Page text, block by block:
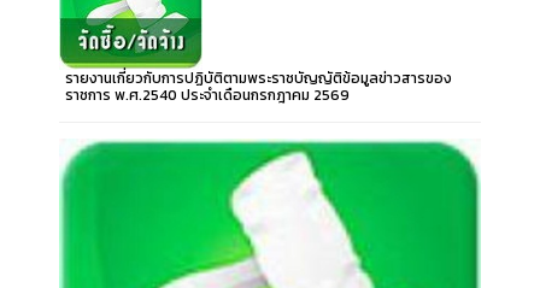
รายงานเกี่ยวกับการปฏิบัติตามพระราชบัญญัติข้อมูลข่าวสารของ
ราชการ พ.ศ.2540 ประจำเดือนกรกฎาคม 2569